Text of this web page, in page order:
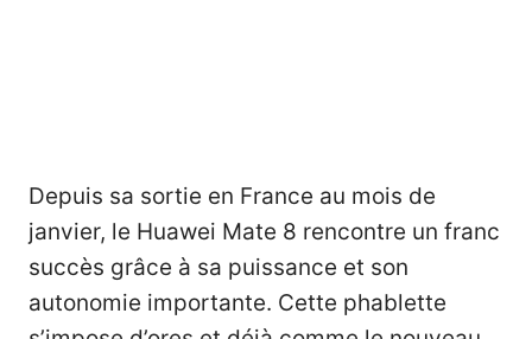
Depuis sa sortie en France au mois de
janvier, le Huawei Mate 8 rencontre un franc
succès grâce à sa puissance et son
autonomie importante. Cette phablette